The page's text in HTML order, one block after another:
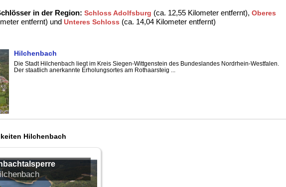
in der Region: Schloss Adolfsburg (ca. 12,55 Kilometer entfernt), Oberes
entfernt) und Unteres Schloss (ca. 14,04 Kilometer entfernt)
Hilchenbach
Die Stadt Hilchenbach liegt im Kreis Siegen-Wittgenstein des Bundeslandes Nordrhein-Westfalen.
Der staatlich anerkannte Erholungsortes am Rothaarsteig ...
Hilchenbach